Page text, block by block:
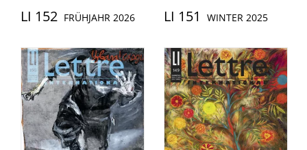
LI 152 FRÜHJAHR 2026 LI 151 WINTER 2025